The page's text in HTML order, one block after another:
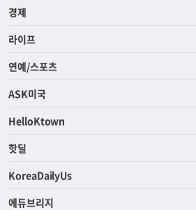
사회
경제
라이프
연예/스포츠
ASK미국
HelloKtown
핫딜